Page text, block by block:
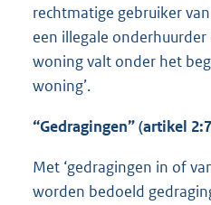
rechtmatige gebruiker
een illegale
woning valt onder het
woning’.
“Gedragingen” (artikel
Met ‘gedragingen in of
worden bedoeld